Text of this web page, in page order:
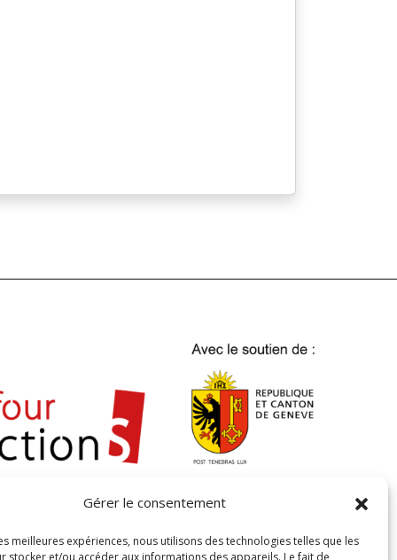
Gérer le consentement
meilleures expériences, nous utilisons des technologies telles que les
stocker et/ou accéder aux informations des appareils. Le fait de
45 rue Agasse